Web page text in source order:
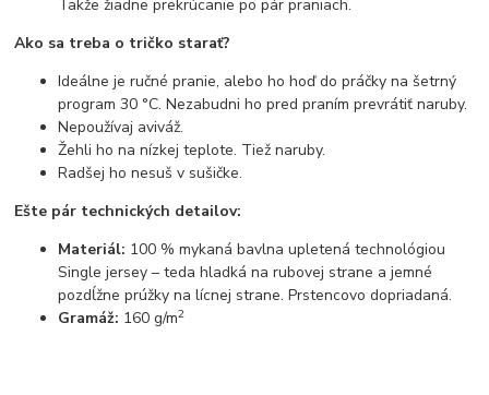
Takže žiadne prekrúcanie po pár praniach.
Ako sa treba o tričko starať?
Ideálne je ručné pranie, alebo ho hoď do práčky na šetrný
program 30 °C. Nezabudni ho pred praním prevrátiť naruby.
Nepoužívaj aviváž.
Žehli ho na nízkej teplote. Tiež naruby.
Radšej ho nesuš v sušičke.
Ešte pár technických detailov:
Materiál: 100 % mykaná bavlna upletená technológiou
Single jersey – teda hladká na rubovej strane a jemné
pozdĺžne prúžky na lícnej strane. Prstencovo dopriadaná.
Gramáž: 160 g/m2